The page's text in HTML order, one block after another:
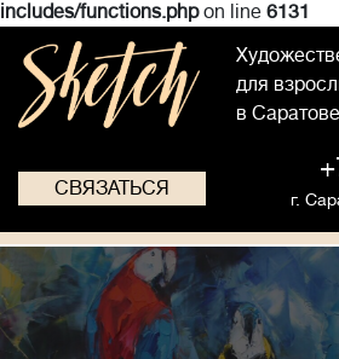
includes/functions.phpon line 6131
для
в Саратове
СВЯЗАТЬСЯ г.